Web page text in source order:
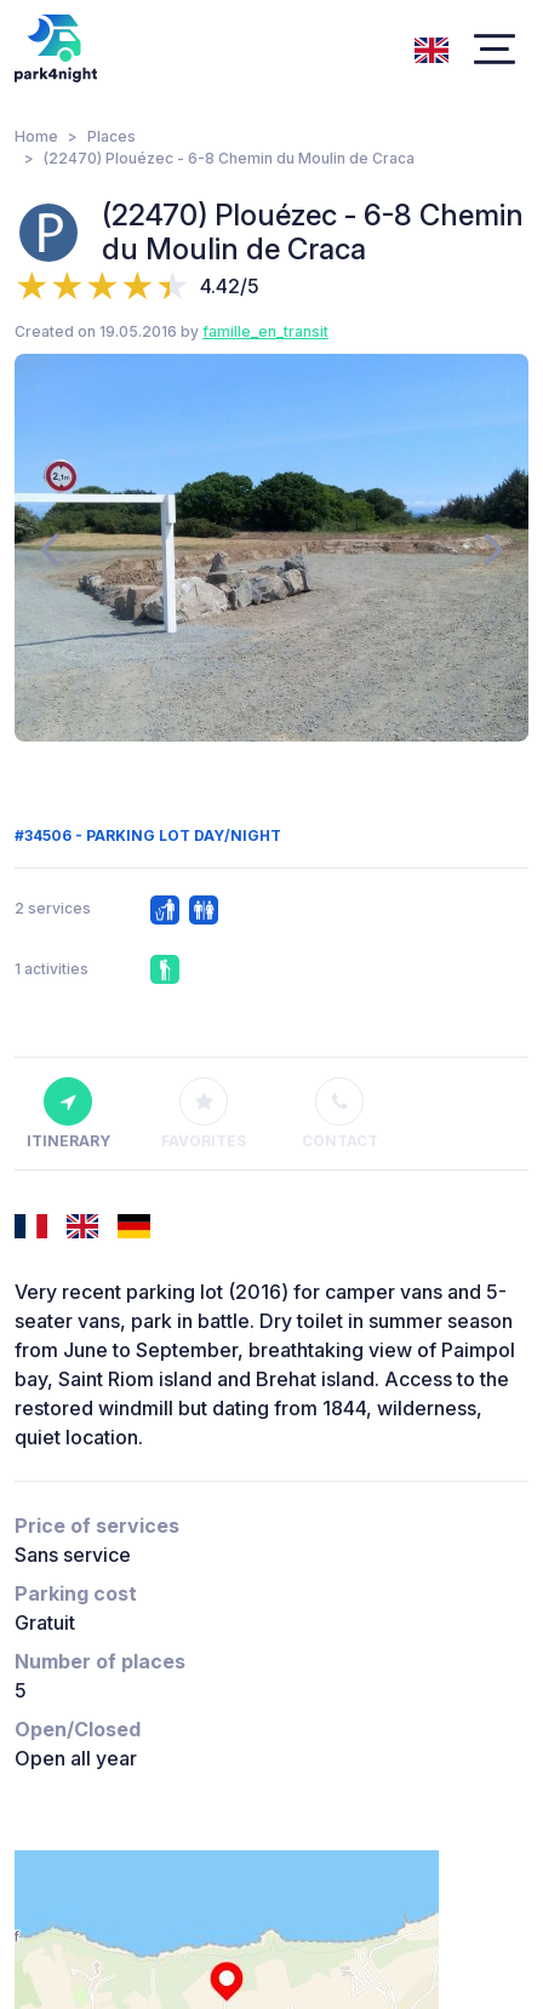
Home
Places
(22470) Plouézec - 6-8 Chemin du Moulin de Craca
(22470) Plouézec - 6-8 Chemin
du Moulin de Craca
4.42/5
Created on 19.05.2016 by famille_en_transit
#34506 - PARKING LOT DAY/NIGHT
2 services
1 activities
ITINERARY FAVORITES CONTACT
Very recent parking lot (2016) for camper vans and 5-
seater vans, park in battle. Dry toilet in summer season
from June to September, breathtaking view of Paimpol
bay, Saint Riom island and Brehat island. Access to the
restored windmill but dating from 1844, wilderness,
quiet location.
Price of services
Sans service
Parking cost
Gratuit
Number of places
5
Open/Closed
Open all year